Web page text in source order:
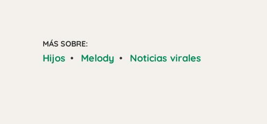
MÁS SOBRE:
Hijos • Melody • Noticias virales